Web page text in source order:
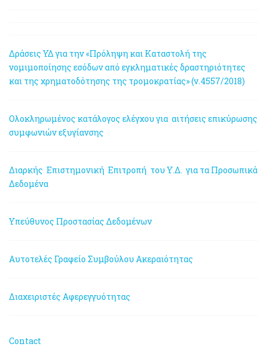
Δράσεις ΥΔ για την «Πρόληψη και Καταστολή της
νομιμοποίησης εσόδων από εγκληματικές δραστηριότητες
και της χρηματοδότησης της τρομοκρατίας» (ν.4557/2018)
Ολοκληρωμένος κατάλογος ελέγχου για αιτήσεις επικύρωσης
συμφωνιών εξυγίανσης
Διαρκής Επιστημονική Επιτροπή του Υ.Δ. για τα Προσωπικά
Δεδομένα
Υπεύθυνος Προστασίας Δεδομένων
Αυτοτελές Γραφείο Συμβούλου Ακεραιότητας
Διαχειριστές Αφερεγγυότητας
Contact